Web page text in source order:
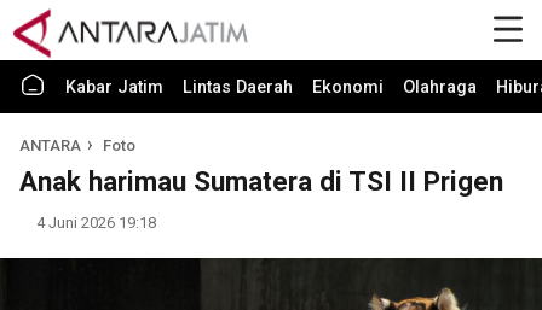
Kabar Jatim Lintas Daerah Ekonomi Olahraga
ANTARA Foto
Anak harimau Sumatera di TSI II Prigen
4 Juni 2026 19:18